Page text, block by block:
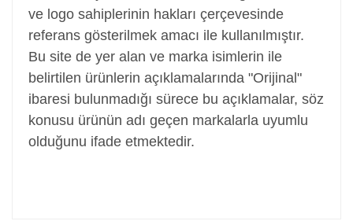
ve logo sahiplerinin hakları çerçevesinde
referans gösterilmek amacı ile kullanılmıştır.
Bu site de yer alan ve marka isimlerin ile
belirtilen ürünlerin açıklamalarında "Orijinal"
ibaresi bulunmadığı sürece bu açıklamalar, söz
konusu ürünün adı geçen markalarla uyumlu
olduğunu ifade etmektedir.